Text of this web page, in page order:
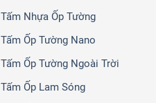
Tấm Nhựa Ốp Tường
Tấm Ốp Tường Nano
Tấm Ốp Tường Ngoài Trời
Tấm Ốp Lam Sóng